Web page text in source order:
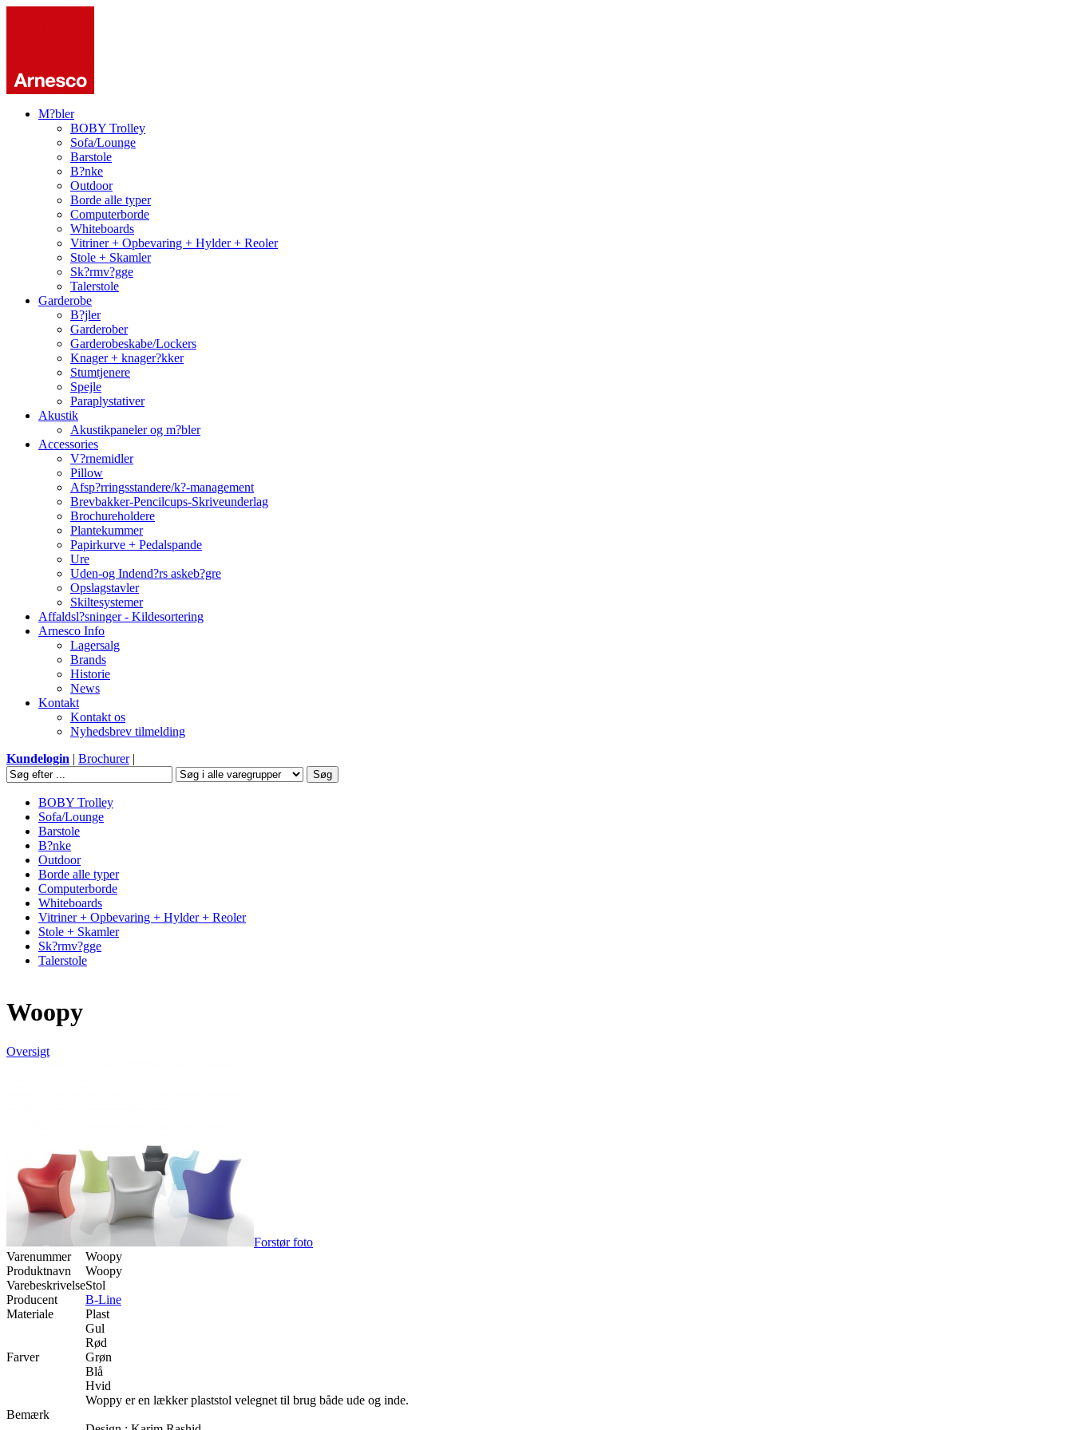
M?bler
BOBY Trolley
Sofa/Lounge
Barstole
B?nke
Outdoor
Borde alle typer
Computerborde
Whiteboards
Vitriner + Opbevaring + Hylder + Reoler
Stole + Skamler
Sk?rmv?gge
Talerstole
Garderobe
B?jler
Garderober
Garderobeskabe/Lockers
Knager + knager?kker
Stumtjenere
Spejle
Paraplystativer
Akustik
Akustikpaneler og m?bler
Accessories
V?rnemidler
Pillow
Afsp?rringsstandere/k?-management
Brevbakker-Pencilcups-Skriveunderlag
Brochureholdere
Plantekummer
Papirkurve + Pedalspande
Ure
Uden-og Indend?rs askeb?gre
Opslagstavler
Skiltesystemer
Affaldsl?sninger - Kildesortering
Arnesco Info
Lagersalg
Brands
Historie
News
Kontakt
Kontakt os
Nyhedsbrev tilmelding
Kundelogin | Brochurer|
BOBY Trolley
Sofa/Lounge
Barstole
B?nke
Outdoor
Borde alle typer
Computerborde
Whiteboards
Vitriner + Opbevaring + Hylder + Reoler
Stole + Skamler
Sk?rmv?gge
Talerstole
Woopy
Oversigt
Forstør foto
Varenummer
Woopy
Produktnavn
Woopy
VarebeskrivelseStol
Producent
B-Line
Materiale
Plast
Farver
Gul
Rød
Grøn
Blå
Hvid
Bemærk
Woppy er en lækker plaststol velegnet til brug både ude og inde.